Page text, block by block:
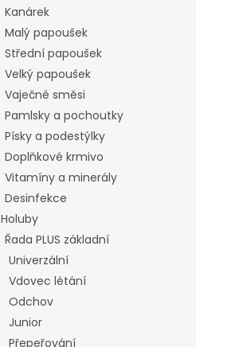
Kanárek
Malý papoušek
Střední papoušek
Velký papoušek
Vaječné směsi
Pamlsky a pochoutky
Písky a podestýlky
Doplňkové krmivo
Vitamíny a minerály
Desinfekce
Holuby
Řada PLUS základní
Univerzální
Vdovec létání
Odchov
Junior
Přepeřování